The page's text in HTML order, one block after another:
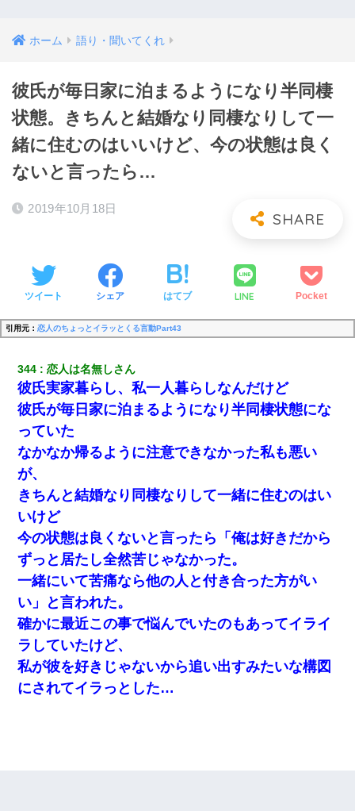
ホーム 語り・聞いてくれ
彼氏が毎日家に泊まるようになり半同棲
状態。きちんと結婚なり同棲なりして一
緒に住むのはいいけど、今の状態は良く
ないと言ったら…
2019年10月18日
ツイート シェア はてブ LINE Pocket
引用元： 恋人のちょっとイラッとくる言動Part43
344 恋人は名無しさん
彼氏実家暮らし、私一人暮らしなんだけど
彼氏が毎日家に泊まるようになり半同棲状態にな
っていた
なかなか帰るように注意できなかった私も悪い
が、
きちんと結婚なり同棲なりして一緒に住むのはい
いけど
今の状態は良くないと言ったら「俺は好きだから
ずっと居たし全然苦じゃなかった。
一緒にいて苦痛なら他の人と付き合った方がい
い」と言われた。
確かに最近この事で悩んでいたのもあってイライ
ラしていたけど、
私が彼を好きじゃないから追い出すみたいな構図
にされてイラっとした…